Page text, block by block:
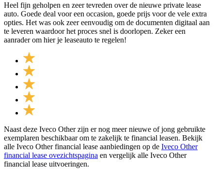
Heel fijn geholpen en zeer tevreden over de nieuwe private lease
auto. Goede deal voor een occasion, goede prijs voor de vele extra
opties. Het was ook zeer eenvoudig om de documenten digitaal aan
te leveren waardoor het proces snel is doorlopen. Zeker een
aanrader om hier je leaseauto te regelen!
Naast deze Iveco Other zijn er nog meer nieuwe of jong gebruikte
exemplaren beschikbaar om te zakelijk te financial leasen. Bekijk
alle Iveco Other financial lease aanbiedingen op de Iveco Other
financial lease ovezichtspagina en vergelijk alle Iveco Other
financial lease uitvoeringen.